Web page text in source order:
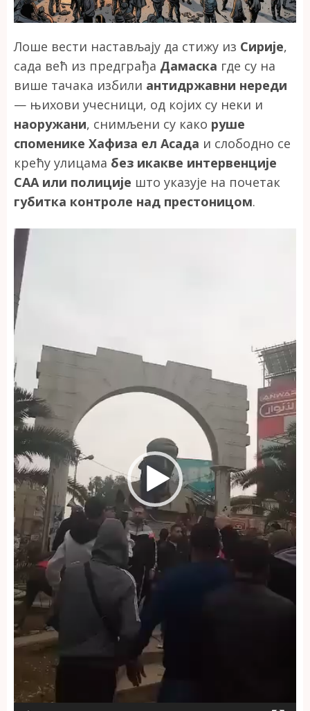
Лоше вести настављају да стижу из Сирије,
сада већ из предграђа Дамаска где су на
више тачака избили антидржавни нереди
— њихови учесници, од којих су неки и
наоружани, снимљени су како руше
споменике Хафиза ел Асада и слободно се
крећу улицама без икакве интервенције
САА или полиције што указује на почетак
губитка контроле над престоницом.
Прегледач
видео
записа